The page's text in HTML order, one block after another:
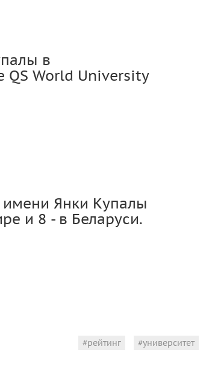
в
QS World University
имени Янки Купалы
и 8 - в Беларуси.
университет
рейтинг